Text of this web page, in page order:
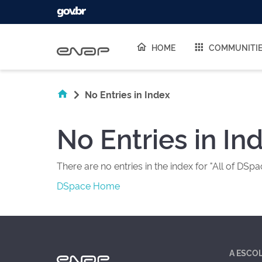
HOME
No Entries in Index
No Entries in
There are no entries in the index for "All of
DSpace Home
A